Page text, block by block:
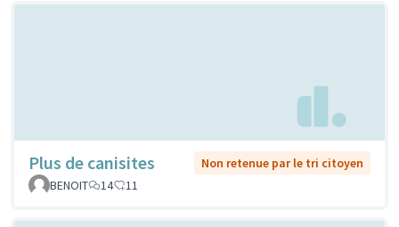
Plus de canisites
Non retenue par le tri citoyen
BENOIT
14 11